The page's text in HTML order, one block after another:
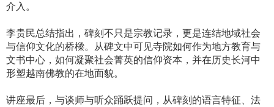
介入。
李贵民总结指出，碑刻不只是宗教记录，更是连结地域社会
与信仰文化的桥樑。从碑文中可见寺院如何作为地方教育与
文书中心，如何凝聚社会菁英的信仰资本，并在历史长河中
形塑越南佛教的在地面貌。
讲座最后，与谈师与听众踊跃提问，从碑刻的语言特征、法